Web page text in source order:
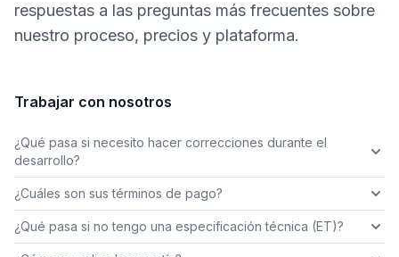
respuestas a las preguntas más frecuentes sobre
nuestro proceso, precios y plataforma.
Trabajar con nosotros
¿Qué pasa si necesito hacer correcciones durante el
desarrollo?
¿Cuáles son sus términos de pago?
¿Qué pasa si no tengo una especificación técnica (ET)?